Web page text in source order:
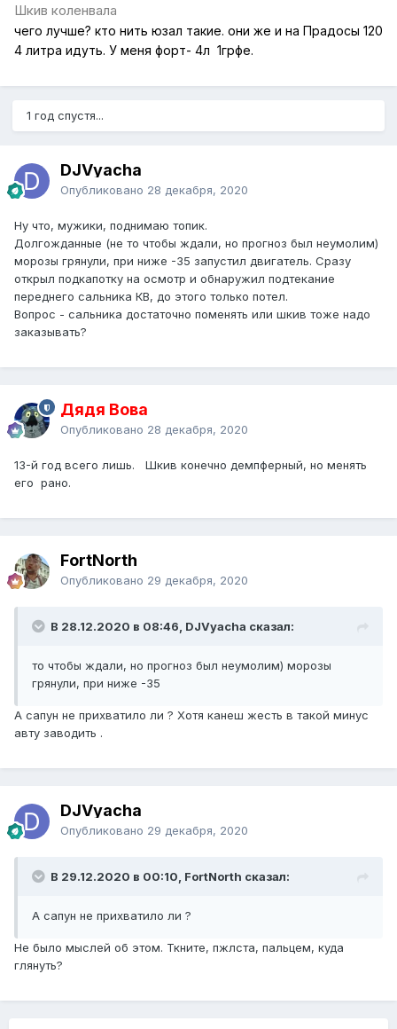
Шкив коленвала
чего лучше? кто нить юзал такие. они же и на Прадосы 120
4 литра идуть. У меня форт- 4л 1грфе.
1 год спустя...
DJVyacha
Опубликовано 28 декабря, 2020
Ну что, мужики, поднимаю топик.
Долгожданные (не то чтобы ждали, но прогноз был неумолим)
морозы грянули, при ниже -35 запустил двигатель. Сразу
открыл подкапотку на осмотр и обнаружил подтекание
переднего сальника КВ, до этого только потел.
Вопрос - сальника достаточно поменять или шкив тоже надо
заказывать?
Дядя Вова
Опубликовано 28 декабря, 2020
13-й год всего лишь. Шкив конечно демпферный, но менять
его рано.
FоrtNorth
Опубликовано 29 декабря, 2020
В 28.12.2020 в 08:46, DJVyacha сказал:
то чтобы ждали, но прогноз был неумолим) морозы
грянули, при ниже -35
А сапун не прихватило ли ? Хотя канеш жесть в такой минус
авту заводить .
DJVyacha
Опубликовано 29 декабря, 2020
В 29.12.2020 в 00:10, FоrtNorth сказал:
А сапун не прихватило ли ?
Не было мыслей об этом. Ткните, пжлста, пальцем, куда
глянуть?